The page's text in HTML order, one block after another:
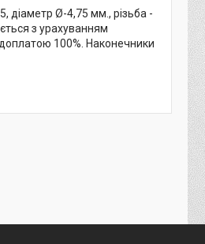
діаметр Ø-4,75 мм., різьба -
з урахуванням
100%. Наконечники